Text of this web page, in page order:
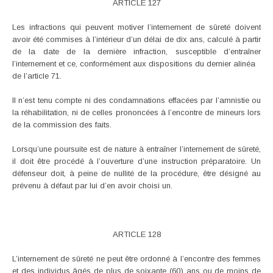
ARTICLE 127
Les infractions qui peuvent motiver l’internement de sûreté doivent
avoir été commises à l’intérieur d’un délai de dix ans, calculé à partir
de la date de la dernière infraction, susceptible d’entraîner
l’internement et ce, conformément aux dispositions du dernier alinéa
de l’article 71.
Il n’est tenu compte ni des condamnations effacées par l’amnistie ou
la réhabilitation, ni de celles prononcées à l’encontre de mineurs lors
de la commission des faits.
Lorsqu’une poursuite est de nature à entraîner l’internement de sûreté,
il doit être procédé à l’ouverture d’une instruction préparatoire. Un
défenseur doit, à peine de nullité de la procédure, être désigné au
prévenu à défaut par lui d’en avoir choisi un.
ARTICLE 128
L’internement de sûreté ne peut être ordonné à l’encontre des femmes
et des individus âgés de plus de soixante (60) ans ou de moins de